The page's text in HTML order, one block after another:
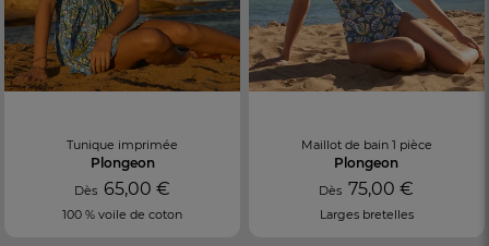
Tunique imprimée
Plongeon
Dès 65,00 €
100 % voile de coton
Maillot de bain 1 pièce
Plongeon
Dès75,00 €
Larges bretelles